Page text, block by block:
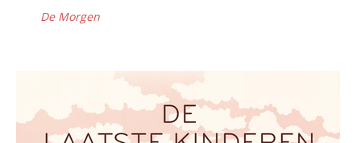
De Morgen